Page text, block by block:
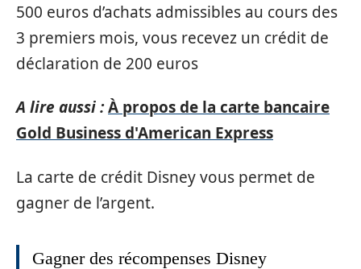
500 euros d’achats admissibles au cours des
3 premiers mois, vous recevez un crédit de
déclaration de 200 euros
A lire aussi :À propos de la carte bancaire
Gold Business d'American Express
La carte de crédit Disney vous permet de
gagner de l’argent.
Gagner des récompenses Disney